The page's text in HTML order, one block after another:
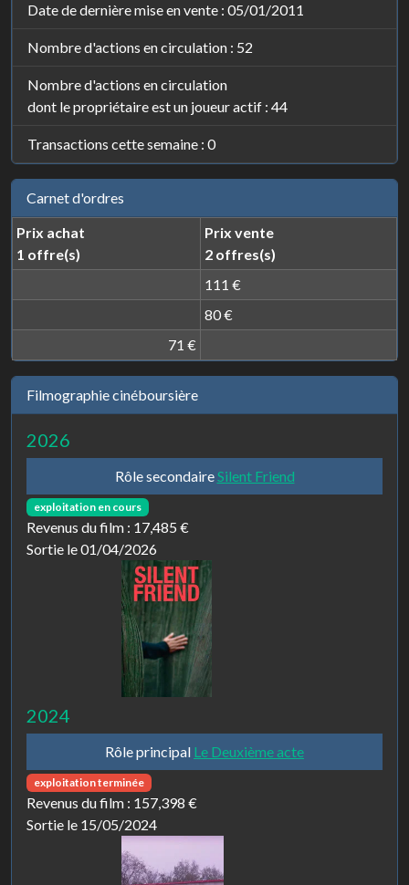
Date de dernière mise en vente : 05/01/2011
Nombre d'actions en circulation : 52
Nombre d'actions en circulation
dont le propriétaire est un joueur actif : 44
Transactions cette semaine : 0
Carnet d'ordres
Prix achat
1 offre(s)
Prix vente
2 offres(s)
111 €
80 €
71 €
Filmographie cinéboursière
2026
Rôle secondaireSilent Friend
exploitation en cours
Revenus du film : 17,485 €
Sortie le 01/04/2026
2024
Rôle principal Le Deuxième acte
exploitation terminée
Revenus du film : 157,398 €
Sortie le 15/05/2024